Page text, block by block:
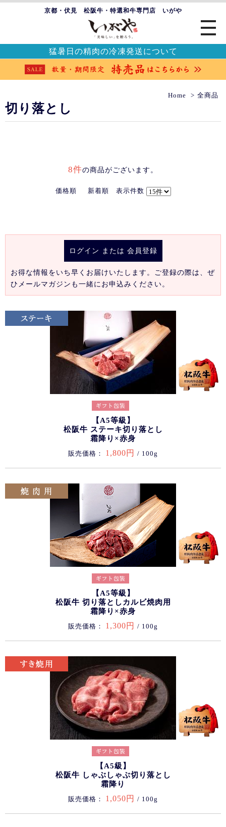
京都・伏見 松阪牛・特選和牛専門店 いがや
猛暑日の精肉の冷凍発送について
Home 全商品
切り落とし
8件の商品がございます。
価格順 新着順 表示件数
ログイン または 会員登録
お得な情報をいち早くお届けいたします。ご登録の際は、ぜ
ひメールマガジンも一緒にお申込みください。
【A5等級】
松阪牛 ステーキ切り落とし
霜降り×赤身
販売価格： 1,800円 / 100g
【A5等級】
松阪牛 切り落としカルビ焼肉用
霜降り×赤身
販売価格： 1,300円 / 100g
【A5級】
松阪牛 しゃぶしゃぶ切り落とし
霜降り
販売価格： 1,050円 / 100g